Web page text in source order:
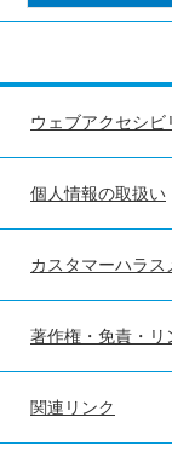
ウェブアクセシビ
個人情報の取扱い
カスタマーハラ
著作権・免責・リ
関連リンク